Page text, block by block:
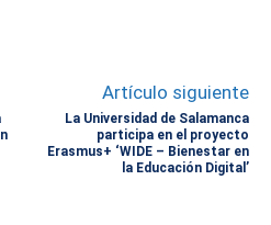
Artículo siguiente
La Universidad de Salamanca
participa en el proyecto
Erasmus+ ‘WIDE – Bienestar en
la Educación Digital’